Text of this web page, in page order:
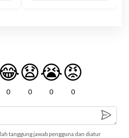
0
😧
0
😭
0
😡
0
tanggung jawab pengguna dan diatur